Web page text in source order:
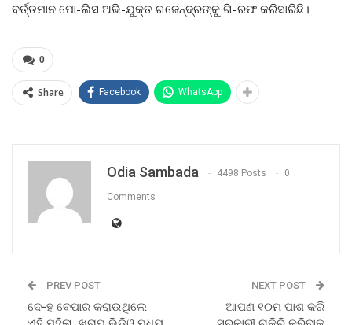
ବର୍ତ୍ତମାନ ପୋ-ଲିସ ଅଭି-ଯୁକ୍ତ ଗଜେନ୍ଦ୍ରଙ୍କୁ ଗି-ରଫ କରିସାରିଛି।
0
Share Facebook WhatsApp
Odia Sambada 4498 Posts 0
Comments
PREV POST
ଦେ-ହ ବେପାର କରାଉଥିଲେ
NEXT POST
ଆପଣ ୧୦ମ ପାଶ କରି